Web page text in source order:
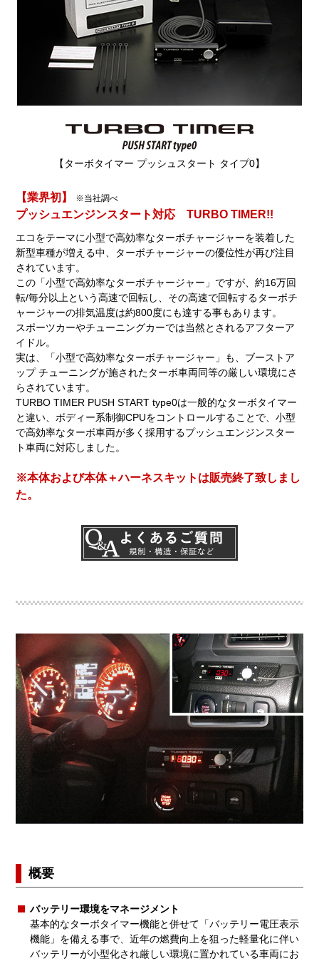
【ターボタイマー プッシュスタート タイプ0】
【業界初】 ※当社調べ
プッシュエンジンスタート対応 TURBO TIMER!!
エコをテーマに小型で高効率なターボチャージャーを装着した
新型車種が増える中、ターボチャージャーの優位性が再び注目
されています。
この「小型で高効率なターボチャージャー」ですが、約16万回
転/毎分以上という高速で回転し、その高速で回転するターボチ
ャージャーの排気温度は約800度にも達する事もあります。
スポーツカーやチューニングカーでは当然とされるアフターア
イドル。
実は、「小型で高効率なターボチャージャー」も、ブーストア
ップ チューニングが施されたターボ車両同等の厳しい環境にさ
らされています。
TURBO TIMER PUSH START type0は一般的なターボタイマー
と違い、ボディー系制御CPUをコントロールすることで、小型
で高効率なターボ車両が多く採用するプッシュエンジンスター
ト車両に対応しました。
※本体および本体＋ハーネスキットは販売終了致しまし
た。
概要
バッテリー環境をマネージメント
基本的なターボタイマー機能と併せて「バッテリー電圧表示
機能」を備える事で、近年の燃費向上を狙った軽量化に伴い
バッテリーが小型化され厳しい環境に置かれている車両にお